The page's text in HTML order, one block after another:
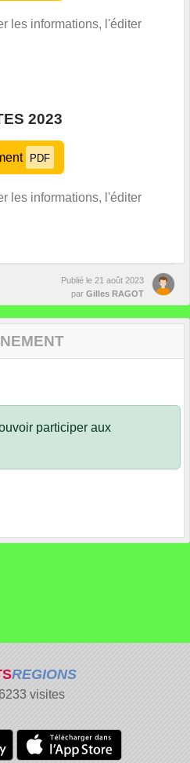
les informations, l'éditer
2023
PDF
les informations, l'éditer
Publié le 21 août 2023
par Gilles RAGOT
participer aux
REGIONS
visites